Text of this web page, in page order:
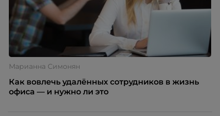
Марианна Симонян
Как вовлечь удалённых сотрудников в жизнь
офиса — и нужно ли это